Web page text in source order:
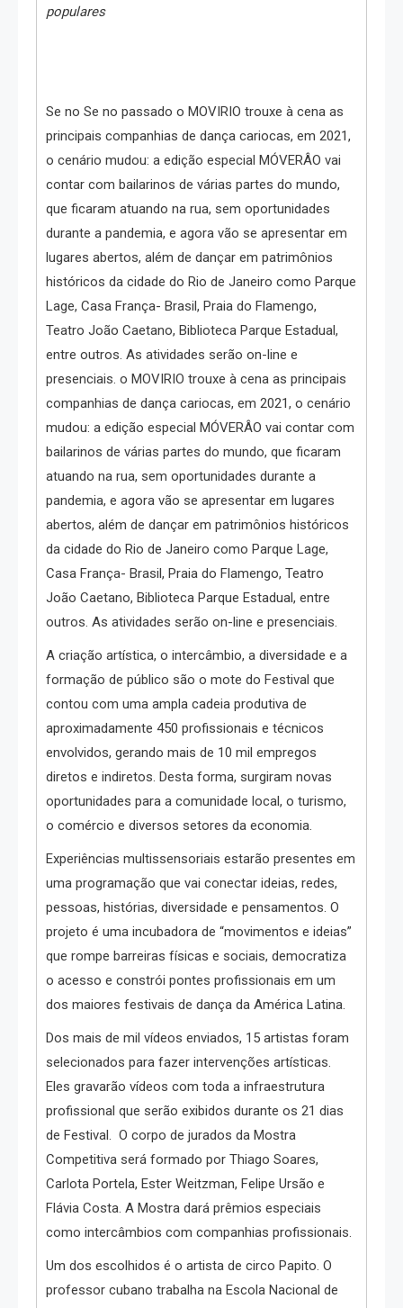
populares
Se no Se no passado o MOVIRIO trouxe à cena as
principais companhias de dança cariocas, em 2021,
o cenário mudou: a edição especial MÓVERÂO vai
contar com bailarinos de várias partes do mundo,
que ficaram atuando na rua, sem oportunidades
durante a pandemia, e agora vão se apresentar em
lugares abertos, além de dançar em patrimônios
históricos da cidade do Rio de Janeiro como Parque
Lage, Casa França- Brasil, Praia do Flamengo,
Teatro João Caetano, Biblioteca Parque Estadual,
entre outros. As atividades serão on-line e
presenciais. o MOVIRIO trouxe à cena as principais
companhias de dança cariocas, em 2021, o cenário
mudou: a edição especial MÓVERÂO vai contar com
bailarinos de várias partes do mundo, que ficaram
atuando na rua, sem oportunidades durante a
pandemia, e agora vão se apresentar em lugares
abertos, além de dançar em patrimônios históricos
da cidade do Rio de Janeiro como Parque Lage,
Casa França- Brasil, Praia do Flamengo, Teatro
João Caetano, Biblioteca Parque Estadual, entre
outros. As atividades serão on-line e presenciais.
A criação artística, o intercâmbio, a diversidade e a
formação de público são o mote do Festival que
contou com uma ampla cadeia produtiva de
aproximadamente 450 profissionais e técnicos
envolvidos, gerando mais de 10 mil empregos
diretos e indiretos. Desta forma, surgiram novas
oportunidades para a comunidade local, o turismo,
o comércio e diversos setores da economia.
Experiências multissensoriais estarão presentes em
uma programação que vai conectar ideias, redes,
pessoas, histórias, diversidade e pensamentos. O
projeto é uma incubadora de “movimentos e ideias”
que rompe barreiras físicas e sociais, democratiza
o acesso e constrói pontes profissionais em um
dos maiores festivais de dança da América Latina.
Dos mais de mil vídeos enviados, 15 artistas foram
selecionados para fazer intervenções artísticas.
Eles gravarão vídeos com toda a infraestrutura
profissional que serão exibidos durante os 21 dias
de Festival. O corpo de jurados da Mostra
Competitiva será formado por Thiago Soares,
Carlota Portela, Ester Weitzman, Felipe Ursão e
Flávia Costa. A Mostra dará prêmios especiais
como intercâmbios com companhias profissionais.
Um dos escolhidos é o artista de circo Papito. O
professor cubano trabalha na Escola Nacional de